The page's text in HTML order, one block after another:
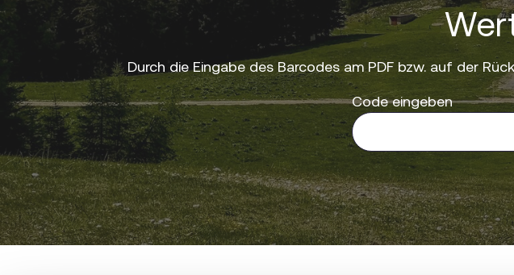
Durch die Eingabe des Barcodes am PDF bzw. auf der
Code eingeben